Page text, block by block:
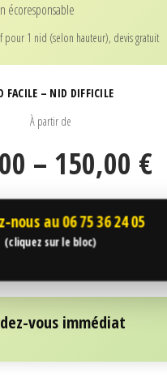
écoresponsable
pour 1 nid (selon hauteur), devis gratuit
FACILE – NID DIFFICILE
À partir de
– 150,00 €
nous au06 75 36 24 05
(cliquez sur le bloc)
vous immédiat